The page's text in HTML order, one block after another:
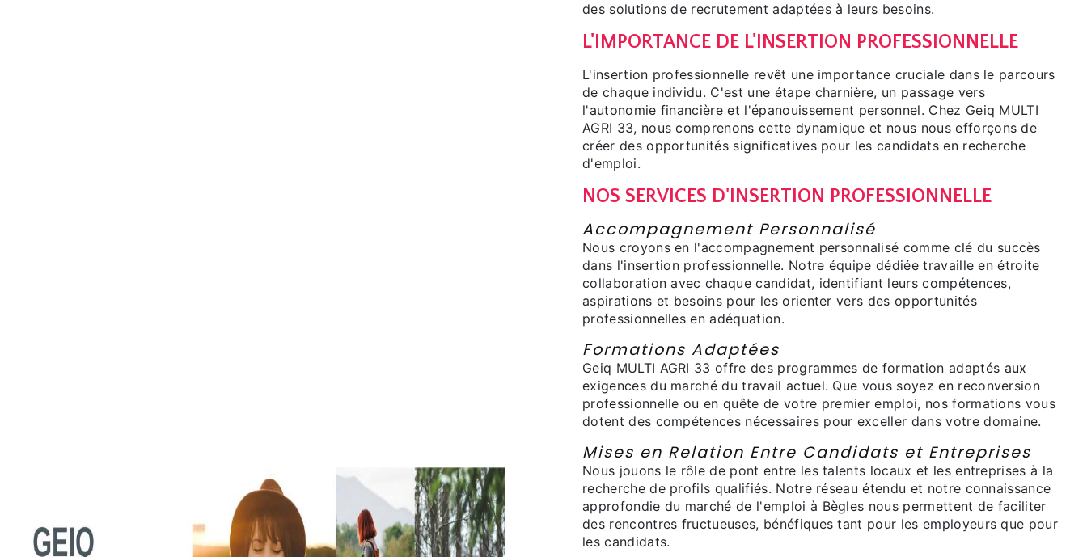
des solutions de recrutement adaptées à leurs besoins.
L'IMPORTANCE DE L'INSERTION PROFESSIONNELLE
L'insertion professionnelle revêt une importance cruciale dans le parcours
de chaque individu. C'est une étape charnière, un passage vers
l'autonomie financière et l'épanouissement personnel. Chez Geiq MULTI
AGRI 33, nous comprenons cette dynamique et nous nous efforçons de
créer des opportunités significatives pour les candidats en recherche
d'emploi.
NOS SERVICES D'INSERTION PROFESSIONNELLE
Accompagnement Personnalisé
Nous croyons en l'accompagnement personnalisé comme clé du succès
dans l'insertion professionnelle. Notre équipe dédiée travaille en étroite
collaboration avec chaque candidat, identifiant leurs compétences,
aspirations et besoins pour les orienter vers des opportunités
professionnelles en adéquation.
Formations Adaptées
Geiq MULTI AGRI 33 offre des programmes de formation adaptés aux
exigences du marché du travail actuel. Que vous soyez en reconversion
professionnelle ou en quête de votre premier emploi, nos formations vous
dotent des compétences nécessaires pour exceller dans votre domaine.
Mises en Relation Entre Candidats et Entreprises
Nous jouons le rôle de pont entre les talents locaux et les entreprises à la
recherche de profils qualifiés. Notre réseau étendu et notre connaissance
approfondie du marché de l'emploi à Bègles nous permettent de faciliter
des rencontres fructueuses, bénéfiques tant pour les employeurs que pour
les candidats.